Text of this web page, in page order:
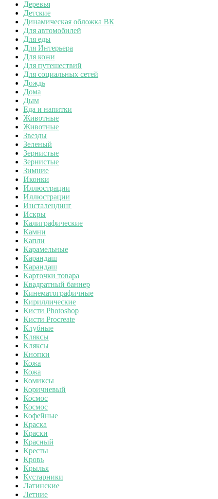
Деревья
Детские
Динамическая обложка ВК
Для автомобилей
Для еды
Для Интерьера
Для кожи
Для путешествий
Для социальных сетей
Дождь
Дома
Дым
Еда и напитки
Животные
Животные
Звезды
Зеленый
Зернистые
Зернистые
Зимние
Иконки
Иллюстрации
Иллюстрации
Инсталендинг
Искры
Калиграфические
Камни
Капли
Карамельные
Карандаш
Карандаш
Карточки товара
Квадратный баннер
Кинематографичные
Кириллические
Кисти Photoshop
Кисти Procreate
Клубные
Кляксы
Кляксы
Кнопки
Кожа
Кожа
Комиксы
Коричневый
Космос
Космос
Кофейные
Краска
Краски
Красный
Кресты
Кровь
Крылья
Кустарники
Латинские
Летние